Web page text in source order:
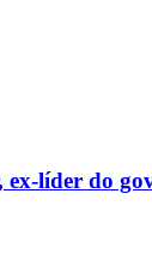
líder do